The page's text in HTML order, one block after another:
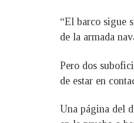
“El barco sigue
de la armada
Pero dos
de estar en
Una página del